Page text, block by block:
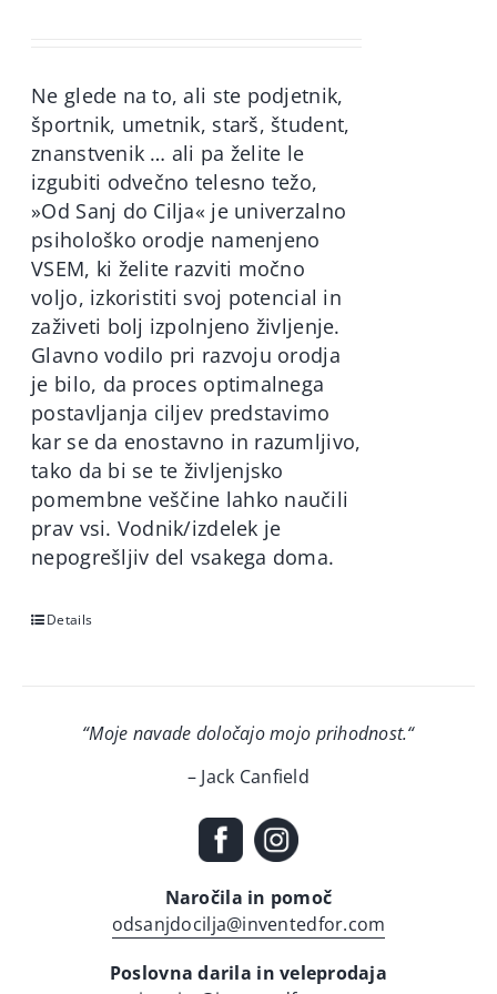
Ne glede na to, ali ste podjetnik,
športnik, umetnik, starš, študent,
znanstvenik … ali pa želite le
izgubiti odvečno telesno težo,
»Od Sanj do Cilja« je univerzalno
psihološko orodje namenjeno
VSEM, ki želite razviti močno
voljo, izkoristiti svoj potencial in
zaživeti bolj izpolnjeno življenje.
Glavno vodilo pri razvoju orodja
je bilo, da proces optimalnega
postavljanja ciljev predstavimo
kar se da enostavno in razumljivo,
tako da bi se te življenjsko
pomembne veščine lahko naučili
prav vsi. Vodnik/izdelek je
nepogrešljiv del vsakega doma.
Details
“Moje navade določajo mojo prihodnost.“
– Jack Canfield
Naročila in pomoč
odsanjdocilja@inventedfor.com
Poslovna darila in veleprodaja